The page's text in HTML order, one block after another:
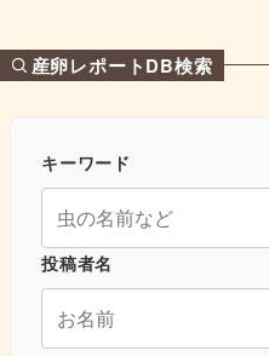
産卵レポートDB検索
キーワード
投稿者名